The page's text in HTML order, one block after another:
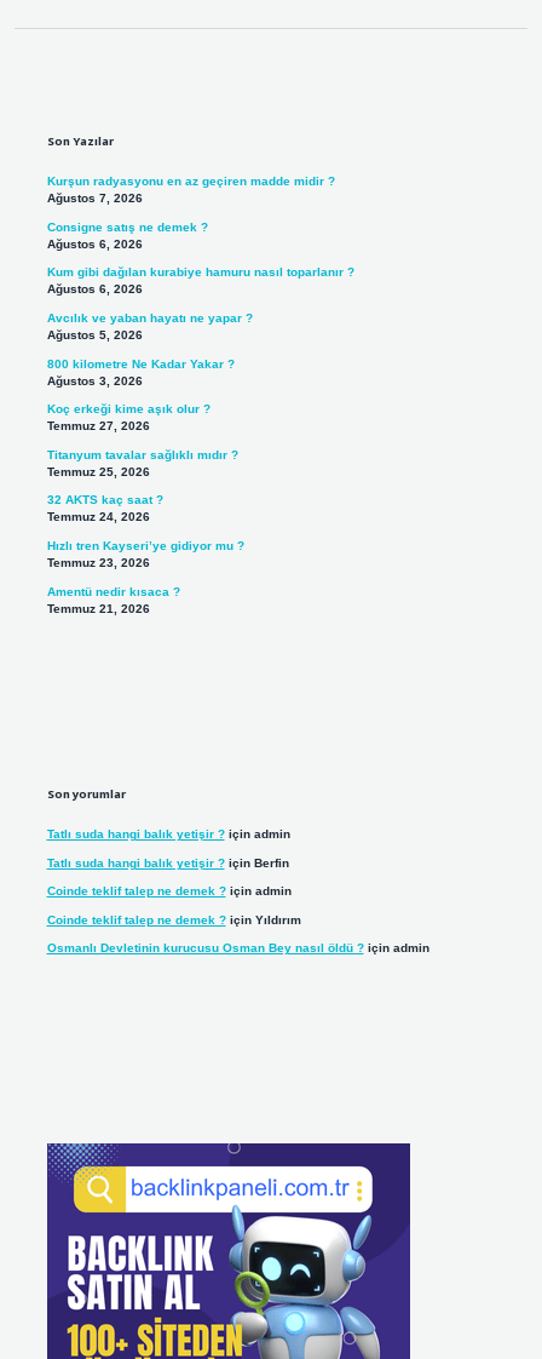
Son Yazılar
Kurşun radyasyonu en az geçiren madde midir ?
Ağustos 7, 2026
Consigne satış ne demek ?
Ağustos 6, 2026
Kum gibi dağılan kurabiye hamuru nasıl toparlanır ?
Ağustos 6, 2026
Avcılık ve yaban hayatı ne yapar ?
Ağustos 5, 2026
800 kilometre Ne Kadar Yakar ?
Ağustos 3, 2026
Koç erkeği kime aşık olur ?
Temmuz 27, 2026
Titanyum tavalar sağlıklı mıdır ?
Temmuz 25, 2026
32 AKTS kaç saat ?
Temmuz 24, 2026
Hızlı tren Kayseri’ye gidiyor mu ?
Temmuz 23, 2026
Amentü nedir kısaca ?
Temmuz 21, 2026
Son yorumlar
Tatlı suda hangi balık yetişir ?için admin
Tatlı suda hangi balık yetişir ?için Berfin
Coinde teklif talep ne demek ?için admin
Coinde teklif talep ne demek ?için Yıldırım
Osmanlı Devletinin kurucusu Osman Bey nasıl öldü ?için admin